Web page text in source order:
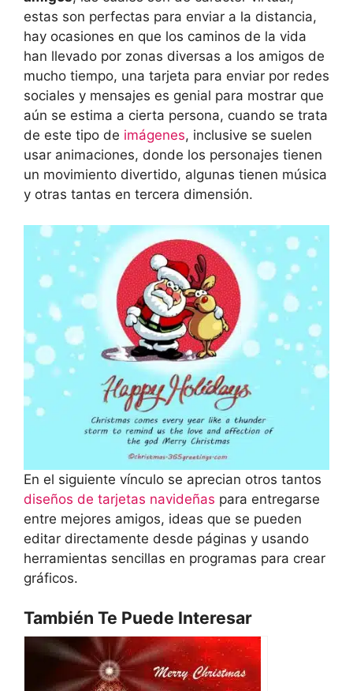
estas son perfectas para enviar a la distancia,
hay ocasiones en que los caminos de la vida
han llevado por zonas diversas a los amigos de
mucho tiempo, una tarjeta para enviar por redes
sociales y mensajes es genial para mostrar que
aún se estima a cierta persona, cuando se trata
de este tipo de imágenes, inclusive se suelen
usar animaciones, donde los personajes tienen
un movimiento divertido, algunas tienen música
y otras tantas en tercera dimensión.
En el siguiente vínculo se aprecian otros tantos
diseños de tarjetas navideñas para entregarse
entre mejores amigos, ideas que se pueden
editar directamente desde páginas y usando
herramientas sencillas en programas para crear
gráficos.
También Te Puede Interesar